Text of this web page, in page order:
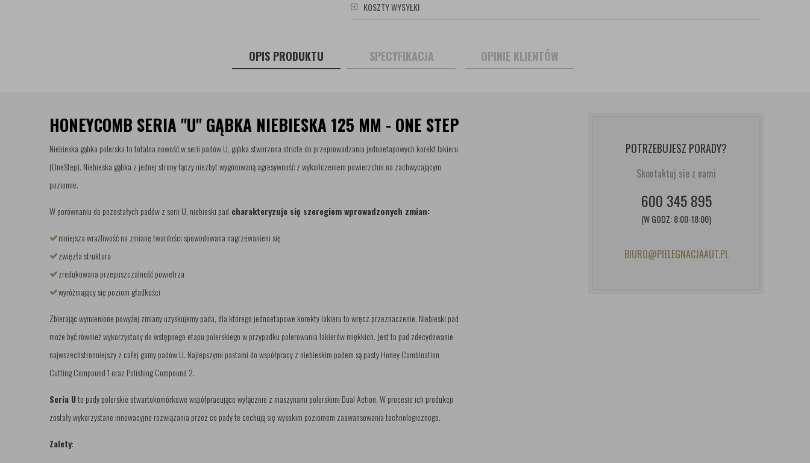
KOSZTY WYSYŁKI
OPIS PRODUKTU SPECYFIKACJA OPINIE KLIENTÓW
HONEYCOMB SERIA "U" GĄBKA NIEBIESKA 125 MM - ONE STEP
Niebieska gąbka polerska to totalna nowość w serii padów U, gąbka stworzona stricte do przeprowadzania jednoetapowych korekt lakieru
(OneStep). Niebieska gąbka z jednej strony łączy niezbyt wygórowaną agresywność z wykończeniem powierzchni na zachwycającym
poziomie.
W porównaniu do pozostałych padów z serii U, niebieski pad charakteryzuje się szeregiem wprowadzonych zmian:
mniejsza wrażliwość na zmianę twardości spowodowana nagrzewaniem się
zwięzła struktura
zredukowana przepuszczalność powietrza
wyróżniający się poziom gładkości
Zbierając wymienione powyżej zmiany uzyskujemy pada, dla którego jednoetapowe korekty lakieru to wręcz przeznaczenie. Niebieski pad
może być również wykorzystany do wstępnego etapu polerskiego w przypadku polerowania lakierów miękkich. Jest to pad zdecydowanie
najwszechstronniejszy z całej gamy padów U. Najlepszymi pastami do współpracy z niebieskim padem są pasty Honey Combination
Cutting Compound 1 oraz Polishing Compound 2.
Seria Uto pady polerskie otwartokomórkowe współpracujące wyłącznie z maszynami polerskimi Dual Action. W procesie ich produkcji
zostały wykorzystane innowacyjne rozwiązania przez co pady te cechują się wysokim poziomem zaawansowania technologicznego.
Zalety:
POTRZEBUJESZ PORADY?
Skontaktuj sie z nami
600 345 895
(W GODZ: 8:00-18:00)
BIURO@PIELEGNACJAAUT.PL